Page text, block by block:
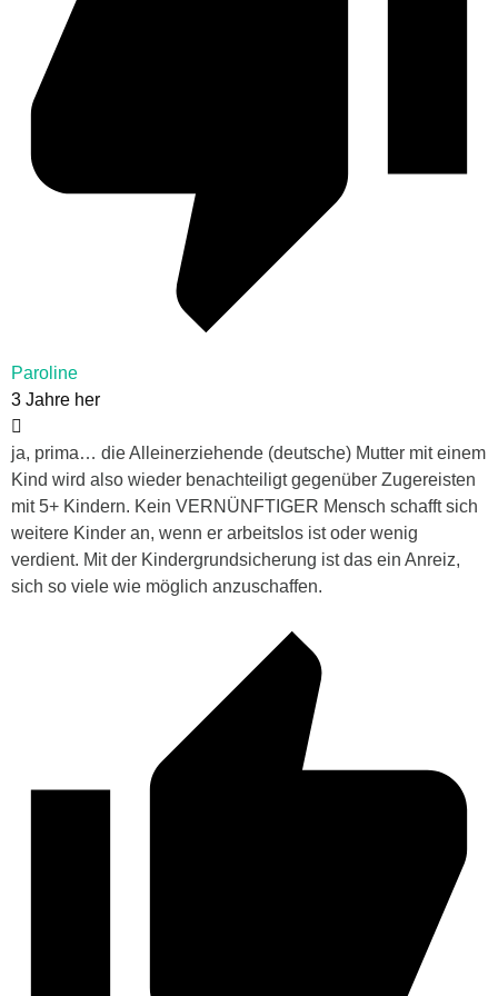
Paroline
3 Jahre her
ja, prima… die Alleinerziehende (deutsche) Mutter mit einem
Kind wird also wieder benachteiligt gegenüber Zugereisten
mit 5+ Kindern. Kein VERNÜNFTIGER Mensch schafft sich
weitere Kinder an, wenn er arbeitslos ist oder wenig
verdient. Mit der Kindergrundsicherung ist das ein Anreiz,
sich so viele wie möglich anzuschaffen.